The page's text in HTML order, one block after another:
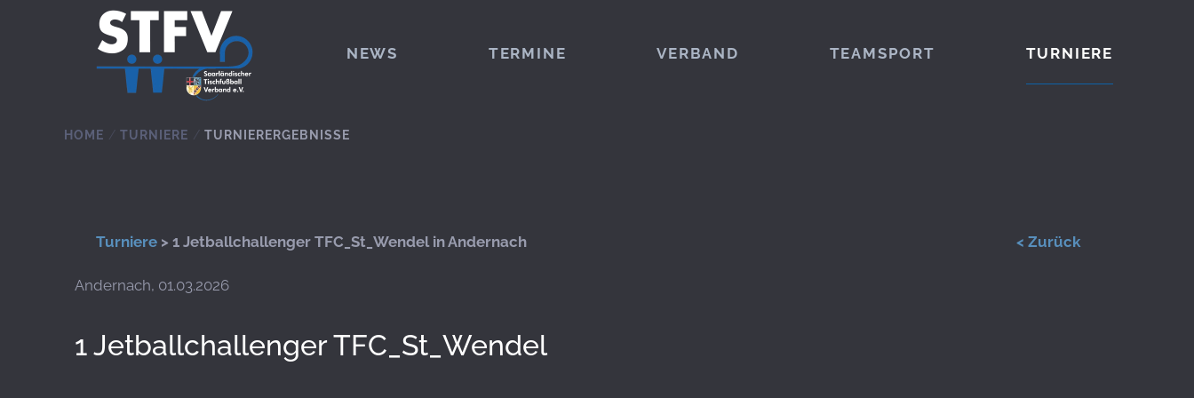
Zum Hauptinhalt springen
NEWS TERMINE VERBAND TEAMSPORT TURNIERE
HOME TURNIERE TURNIERERGEBNISSE
Turniere > 1 Jetballchallenger TFC_St_Wendel in Andernach < Zurück
Andernach, 01.03.2026
1 Jetballchallenger TFC_St_Wendel